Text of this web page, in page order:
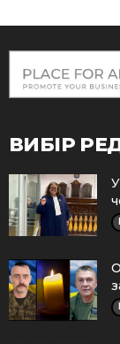
ВИБІР